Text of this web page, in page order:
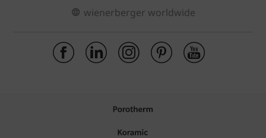
wienerberger worldwide